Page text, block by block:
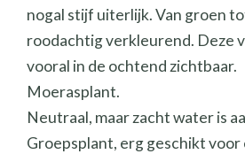
nogal stijf uiterlijk. Van groen
roodachtig verkleurend. Deze
vooral in de ochtend zichtbaar.
Moerasplant.
Neutraal, maar zacht water is
Groepsplant, erg geschikt